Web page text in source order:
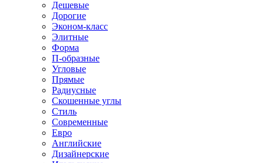
Дешевые
Дорогие
Эконом-класс
Элитные
Форма
П-образные
Угловые
Прямые
Радиусные
Скошенные углы
Стиль
Современные
Евро
Английские
Дизайнерские